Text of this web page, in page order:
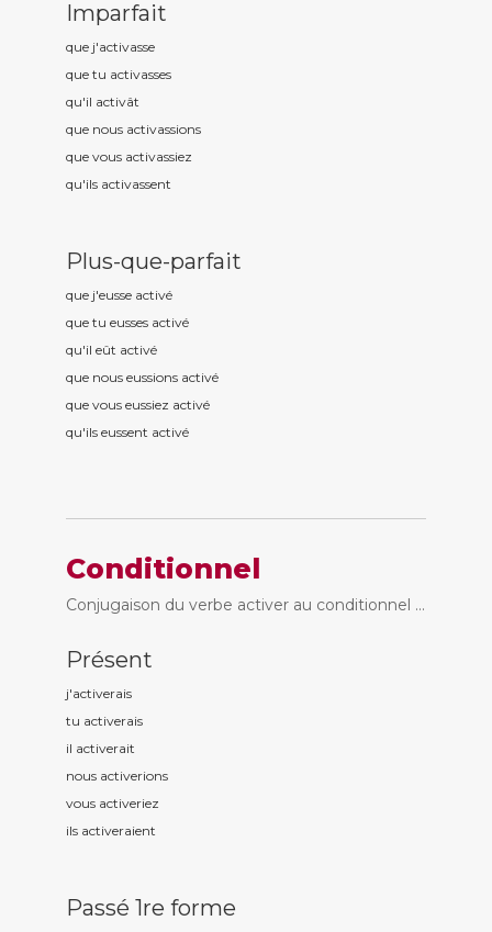
Imparfait
que j'activasse
que tu activasses
qu'il activât
que nous activassions
que vous activassiez
qu'ils activassent
Plus-que-parfait
que j'eusse activé
que tu eusses activé
qu'il eût activé
que nous eussions activé
que vous eussiez activé
qu'ils eussent activé
Conditionnel
Conjugaison du verbe activer au conditionnel ...
Présent
j'activerais
tu activerais
il activerait
nous activerions
vous activeriez
ils activeraient
Passé 1re forme